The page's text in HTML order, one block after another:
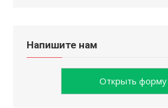
Напишите нам
Открыть форму